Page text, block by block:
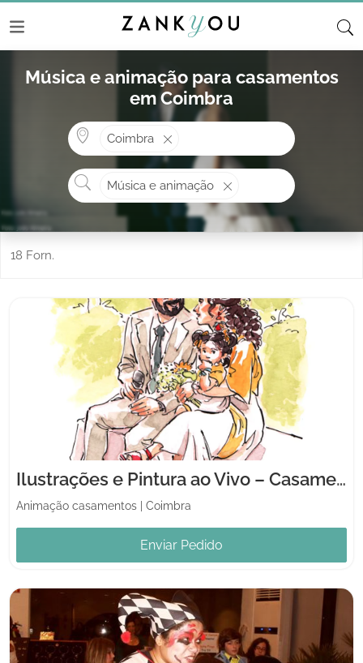
Música e animação para casamentos
em Coimbra
Coimbra
O que procura?
Música e animação
18 Forn.
Ilustrações e Pintura ao Vivo – Casamentos Pintados
Animação casamentos Coimbra
Enviar Pedido